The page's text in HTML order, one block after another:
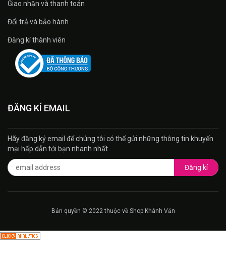
Giao nhận và thanh toán
Đổi trả và bảo hành
Đăng kí thành viên
ĐĂNG KÍ EMAIL
Hãy đăng ký email để chúng tôi có thế gửi những thông tin khuyến
mại hấp dẫn tới bạn nhanh nhất
Đăng kí
Bản quyền © 2022 thuộc về Shop Khánh Văn